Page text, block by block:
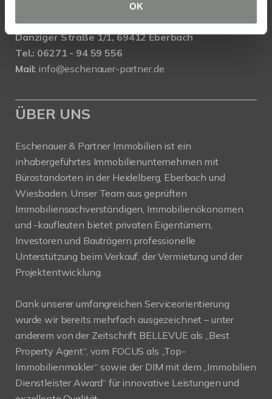
OK
Eschenauer & Partner Immobilien
Immobilienmakler EBERBACH
Danziger Straße 1/1, 69412 Eberbach
Tel.: 06271 - 94 59 556
Mail: info@eschenauer-partner.de
ÜBER UNS
Eschenauer & Partner Immobilien ist ein
inhabergeführtes Immobilienunternehmen mit
Bürostandorten in der Heidelberg, Eberbach und
Wiesbaden. Unser Team aus geprüften
Immobiliensachverständigen, Immobilienökonomen
und -kaufleuten bietet privaten Eigentümern,
Investoren und Bauträgern professionelle
Unterstützung beim Verkauf, der Vermietung und der
Projektentwicklung.
Dank unserer umfangreichen Serviceorientierung
wurde wir bereits mehrfach ausgezeichnet – unter
anderem von der Zeitschrift BELLEVUE als „Best
Property Agent“, vom FOCUS als „Top-
Immobilienmakler“ sowie der DIM mit dem „Immobilien
Dienstleister Award“ für innovative Leistungen und